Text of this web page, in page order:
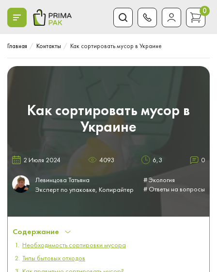
0
Главная Контакты Как сортировать мусор в Украине
Как сортировать мусор в
Украине
2 Июля 2024 4093 6,3 0
Левинцова Татьяна
Эксперт по упаковке, Копирайтер
# Экология
# Ответы на вопросы
Содержание
Необходимость сортировки мусора
Типы бытовых отходов